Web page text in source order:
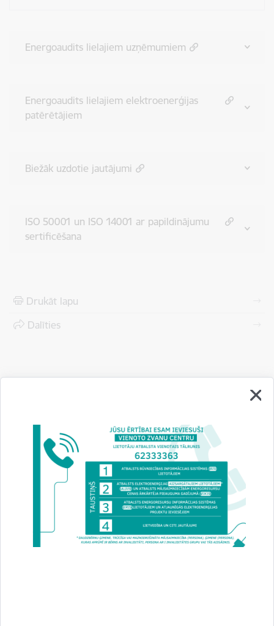
Energoaudits lielajiem uzņēmumiem
Energoaudits lielajiem elektroenerģijas
patērētājiem
Biežāk uzdotie jautājumi
ISO 50001 un ISO 14001 ar papildinājumu
sertificēšana
Drukāt lapu
Dalīties
Vai šī informācija bija noderīga?